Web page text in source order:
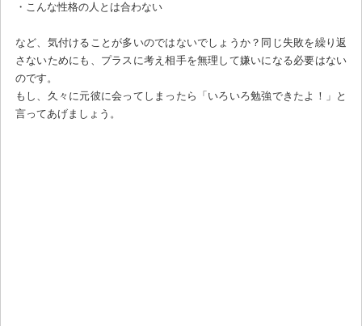
・こんな性格の人とは合わない
など、気付けることが多いのではないでしょうか？同じ失敗を繰り返
さないためにも、プラスに考え相手を無理して嫌いになる必要はない
のです。
もし、久々に元彼に会ってしまったら「いろいろ勉強できたよ！」と
言ってあげましょう。